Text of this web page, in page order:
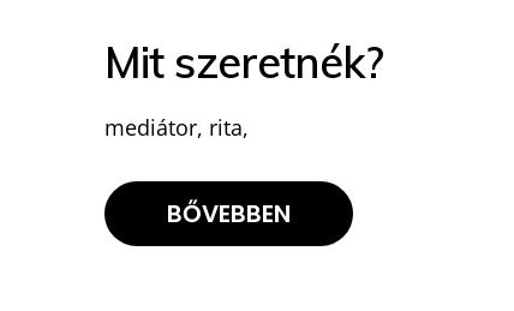
Mit szeretnék?
mediátor, rita,
BŐVEBBEN